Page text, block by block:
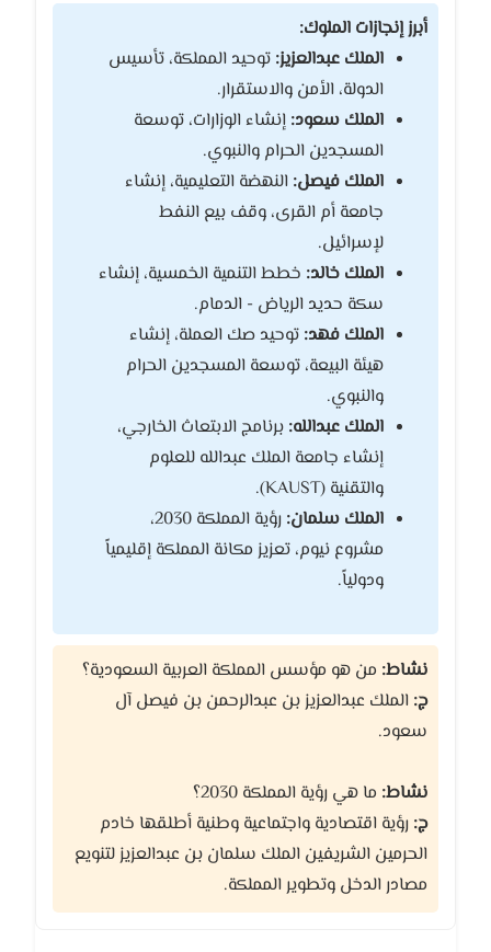
أبرز إنجازات الملوك:
الملك عبدالعزيز: توحيد المملكة، تأسيس
الدولة، الأمن والاستقرار.
الملك سعود: إنشاء الوزارات، توسعة
المسجدين الحرام والنبوي.
الملك فيصل: النهضة التعليمية، إنشاء
جامعة أم القرى، وقف بيع النفط
لإسرائيل.
الملك خالد: خطط التنمية الخمسية، إنشاء
سكة حديد الرياض - الدمام.
الملك فهد: توحيد صك العملة، إنشاء
هيئة البيعة، توسعة المسجدين الحرام
والنبوي.
الملك عبدالله: برنامج الابتعاث الخارجي،
إنشاء جامعة الملك عبدالله للعلوم
والتقنية (KAUST).
الملك سلمان:
رؤية المملكة 2030،
مشروع نيوم، تعزيز مكانة المملكة إقليمياً
ودولياً.
نشاط: من هو مؤسس المملكة العربية السعودية؟
ج: الملك عبدالعزيز بن عبدالرحمن بن فيصل آل
سعود.
نشاط: ما هي رؤية المملكة 2030؟
ج: رؤية اقتصادية واجتماعية وطنية أطلقها خادم
الحرمين الشريفين الملك سلمان بن عبدالعزيز لتنويع
مصادر الدخل وتطوير المملكة.